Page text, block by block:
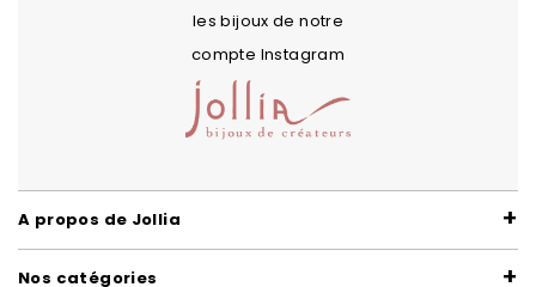
les bijoux de notre
compte Instagram
A propos de Jollia
Nos catégories